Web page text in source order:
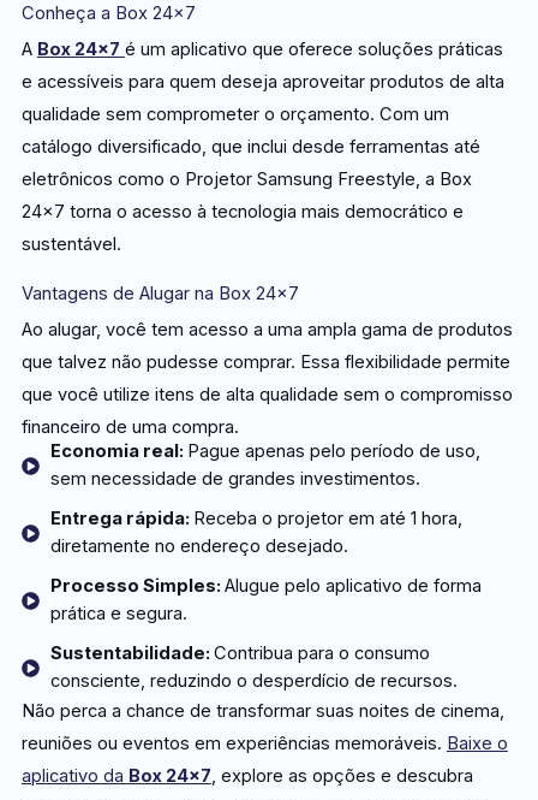
Conheça a Box 24×7
A Box 24×7 é um aplicativo que oferece soluções práticas
e acessíveis para quem deseja aproveitar produtos de alta
qualidade sem comprometer o orçamento. Com um
catálogo diversificado, que inclui desde ferramentas até
eletrônicos como o Projetor Samsung Freestyle, a Box
24×7 torna o acesso à tecnologia mais democrático e
sustentável.
Vantagens de Alugar na Box 24×7
Ao alugar, você tem acesso a uma ampla gama de produtos
que talvez não pudesse comprar. Essa flexibilidade permite
que você utilize itens de alta qualidade sem o compromisso
financeiro de uma compra.
Economia real: Pague apenas pelo período de uso,
sem necessidade de grandes investimentos.
Entrega rápida: Receba o projetor em até 1 hora,
diretamente no endereço desejado.
Processo Simples: Alugue pelo aplicativo de forma
prática e segura.
Sustentabilidade: Contribua para o consumo
consciente, reduzindo o desperdício de recursos.
Não perca a chance de transformar suas noites de cinema,
reuniões ou eventos em experiências memoráveis. Baixe o
aplicativo da Box 24×7, explore as opções e descubra